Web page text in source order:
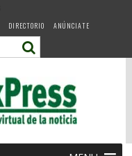
DIRECTORIO ANÚNCIATE